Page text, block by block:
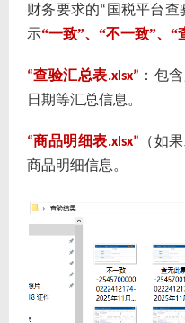
财务要求的“ 国税平台查
示“一致”、“不一致”、“
“查验汇总表.xlsx” ：包
日期等汇总信息。
“商品明细表.xlsx” （如
商品明细信息。